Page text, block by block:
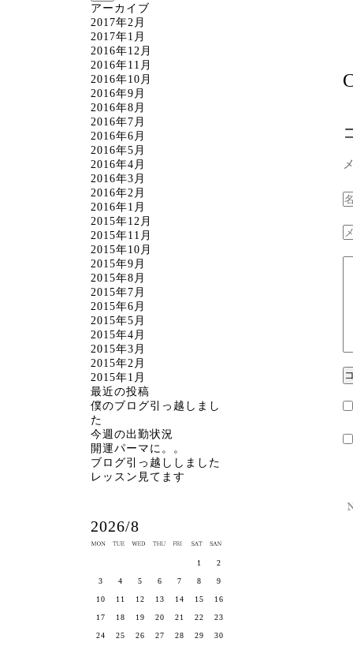
アーカイブ
2017年2月
2017年1月
2016年12月
2016年11月
2016年10月
2016年9月
2016年8月
2016年7月
2016年6月
2016年5月
2016年4月
2016年3月
2016年2月
2016年1月
2015年12月
2015年11月
2015年10月
2015年9月
2015年8月
2015年7月
2015年6月
2015年5月
2015年4月
2015年3月
2015年2月
2015年1月
最近の投稿
僕のブログ引っ越しまし
た
今週の出勤状況
開運パーマに。。
ブログ引っ越ししました
レッスン見てます
2026/8
1 2
3 4 5 6 7 8 9
10 11 12 13 14 15 16
17 18 19 20 21 22 23
24 25 26 27 28 29 30